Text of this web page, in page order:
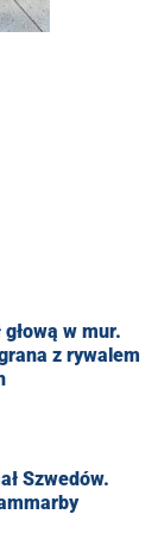
w mur.
z rywalem
Szwedów.